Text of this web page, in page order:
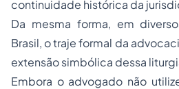
continuidade histórica da
Da mesma forma, em
Brasil, o traje formal da
extensão simbólica dessa
Embora o advogado não